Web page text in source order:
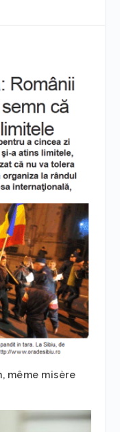
même misère